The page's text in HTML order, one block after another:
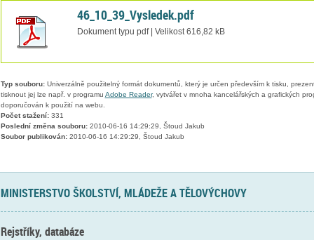
46_10_39_Vysledek.pdf
Dokument typu pdf | Velikost 616,82 kB
Typ souboru:Univerzálně použitelný formát dokumentů, který je určen především k tisku,
tisknout jej lze např. v programu Adobe Reader, vytvářet v mnoha kancelářských a grafických
doporučován k použití na webu.
Počet stažení:331
Poslední změna souboru:2010-06-16 14:29:29, Štoud Jakub
Soubor publikován:2010-06-16 14:29:29, Štoud Jakub
MINISTERSTVO ŠKOLSTVÍ, MLÁDEŽE A TĚLOVÝCHOVY
Rejstříky, databáze